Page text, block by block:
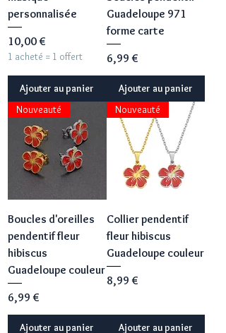
personnalisée
Prix
10,00 €
1 acheté = 1 offert
Ajouter au panier
Guadeloupe 971
forme carte
Prix
6,99 €
Ajouter au panier
Nouveauté
Boucles d'oreilles
pendentif fleur
hibiscus
Guadeloupe couleur
Prix
6,99 €
Ajouter au panier
Nouveauté
Collier pendentif
fleur hibiscus
Guadeloupe couleur
Prix
8,99 €
Ajouter au panier